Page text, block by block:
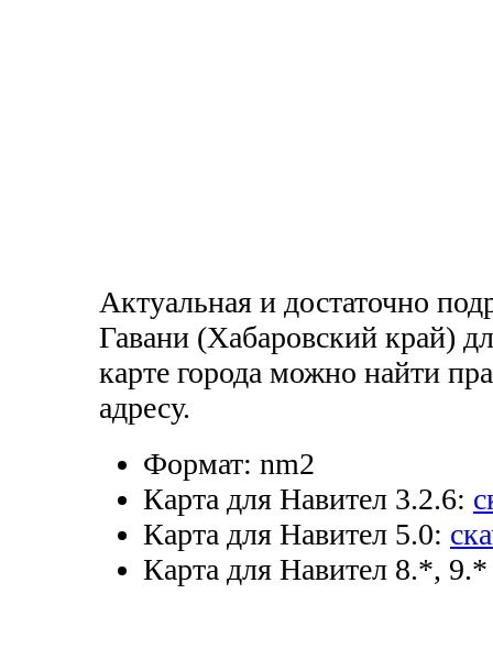
Актуальная и достаточно
Гавани (Хабаровский край)
карте города можно найти
адресу.
Формат: nm2
Карта для Навител 3.2.6:
Карта для Навител 5.0:
Карта для Навител 8.*,